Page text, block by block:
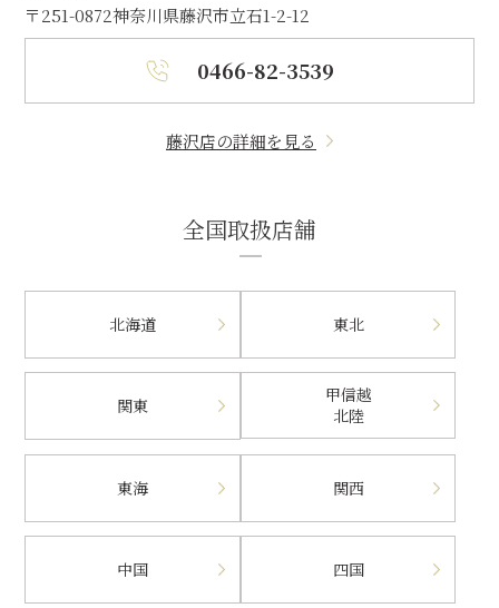
〒251-0872神奈川県藤沢市立石1-2-12
0466-82-3539
藤沢店の詳細を見る
全国取扱店舗
北海道 東北
関東
甲信越
北陸
東海 関西
中国 四国